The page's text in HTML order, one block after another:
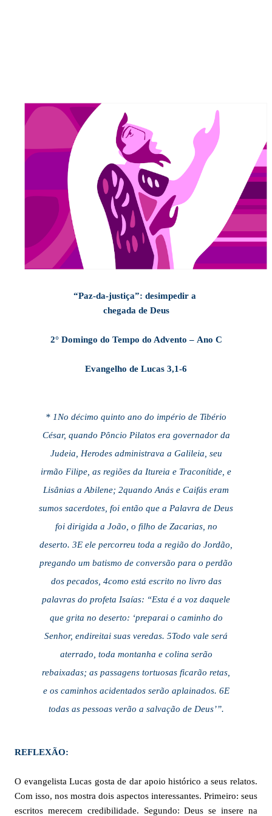
“Paz-da-justiça”: desimpedir a
chegada de Deus
2° Domingo do Tempo do Advento– Ano C
Evangelho de Lucas 3,1-6
* 1No décimo quinto ano do império de Tibério
César, quando Pôncio Pilatos era governador da
Judeia, Herodes administrava a Galileia, seu
irmão Filipe, as regiões da Itureia e Traconítide, e
Lisânias a Abilene; 2quando Anás e Caifás eram
sumos sacerdotes, foi então que a Palavra de Deus
foi dirigida a João, o filho de Zacarias, no
deserto. 3E ele percorreu toda a região do Jordão,
pregando um batismo de conversão para o perdão
dos pecados, 4como está escrito no livro das
palavras do profeta Isaías: “Esta é a voz daquele
que grita no deserto: ‘preparai o caminho do
Senhor, endireitai suas veredas. 5Todo vale será
aterrado, toda montanha e colina serão
rebaixadas; as passagens tortuosas ficarão retas,
e os caminhos acidentados serão aplainados. 6E
todas as pessoas verão a salvação de Deus’”.
REFLEXÃO:
O evangelista Lucas gosta de dar apoio histórico a seus relatos.
Com isso, nos mostra dois aspectos interessantes. Primeiro: seus
escritos merecem credibilidade. Segundo: Deus se insere na